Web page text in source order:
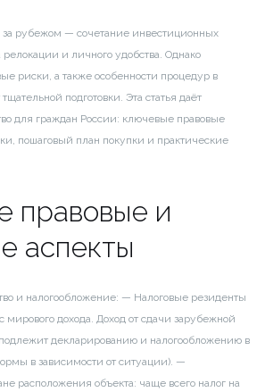
рубежом — сочетание инвестиционных
релокации и личного удобства. Однако
риски, а также особенности процедур в
подготовки. Эта статья даёт
для граждан России: ключевые правовые
пошаговый план покупки и практические
правовые и
аспекты
и налогообложение: — Налоговые резиденты
мирового дохода. Доход от сдачи зарубежной
декларированию и налогообложению в
в зависимости от ситуации). —
расположения объекта: чаще всего налог на